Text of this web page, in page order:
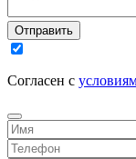
Отправить
Согласен с